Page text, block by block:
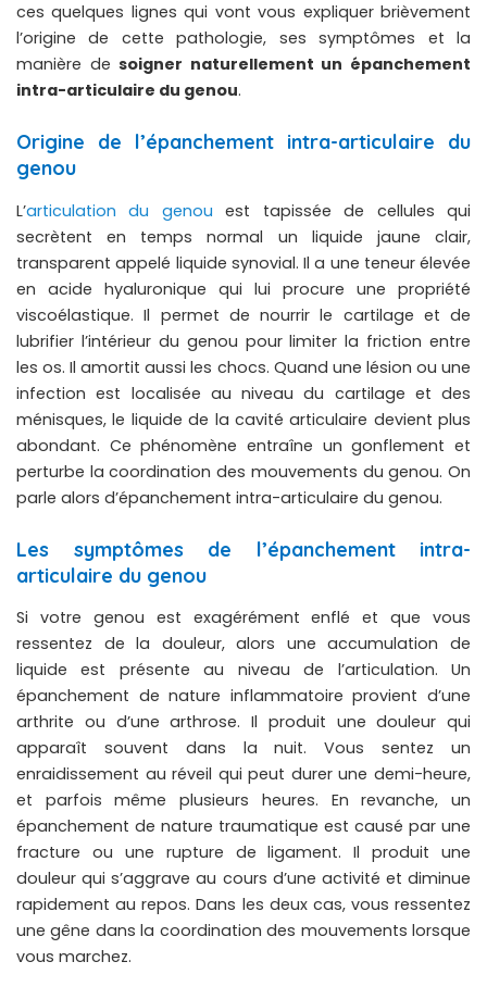
ces quelques lignes qui vont vous expliquer brièvement
l’origine de cette pathologie, ses symptômes et la
manière desoigner naturellement un épanchement
intra-articulaire du genou.
Origine de l’épanchement intra-articulaire du
genou
L’articulation du genou est tapissée de cellules qui
secrètent en temps normal un liquide jaune clair,
transparent appelé liquide synovial. Il a une teneur élevée
en acide hyaluronique qui lui procure une propriété
viscoélastique. Il permet de nourrir le cartilage et de
lubrifier l’intérieur du genou pour limiter la friction entre
les os. Il amortit aussi les chocs. Quand une lésion ou une
infection est localisée au niveau du cartilage et des
ménisques, le liquide de la cavité articulaire devient plus
abondant. Ce phénomène entraîne un gonflement et
perturbe la coordination des mouvements du genou. On
parle alors d’épanchement intra-articulaire du genou.
Les symptômes de l’épanchement intra-
articulaire du genou
Si votre genou est exagérément enflé et que vous
ressentez de la douleur, alors une accumulation de
liquide est présente au niveau de l’articulation. Un
épanchement de nature inflammatoire provient d’une
arthrite ou d’une arthrose. Il produit une douleur qui
apparaît souvent dans la nuit. Vous sentez un
enraidissement au réveil qui peut durer une demi-heure,
et parfois même plusieurs heures. En revanche, un
épanchement de nature traumatique est causé par une
fracture ou une rupture de ligament. Il produit une
douleur qui s’aggrave au cours d’une activité et diminue
rapidement au repos. Dans les deux cas, vous ressentez
une gêne dans la coordination des mouvements lorsque
vous marchez.